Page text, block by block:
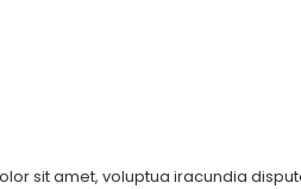
sit amet, voluptua iracundia